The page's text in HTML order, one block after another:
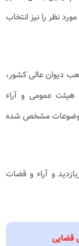
نظر را نیز انتخاب
دیوان عالی کشور،
هیئت عمومی و آراء
موضوعات مشخص شده
و آراء و قضات
قضایی